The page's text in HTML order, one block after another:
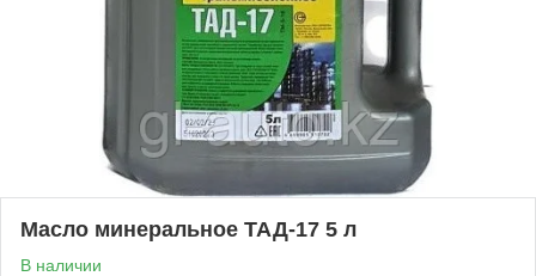
Масло минеральное ТАД-17 5 л
В наличии